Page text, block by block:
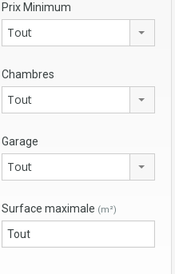
Prix Minimum
Tout
Chambres
Tout
Garage
Tout
Surface maximale (m²)